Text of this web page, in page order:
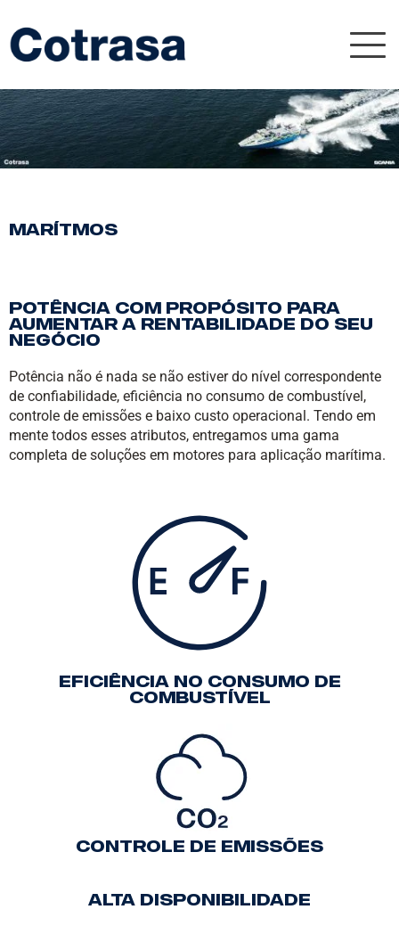
MARÍTMOS
Potência com propósito para
aumentar a rentabilidade do seu
negócio
Potência não é nada se não estiver do nível correspondente
de confiabilidade, eficiência no consumo de combustível,
controle de emissões e baixo custo operacional. Tendo em
mente todos esses atributos, entregamos uma gama
completa de soluções em motores para aplicação marítima.
Eficiência no consumo de
combustível
Controle de emissões
Alta disponibilidade